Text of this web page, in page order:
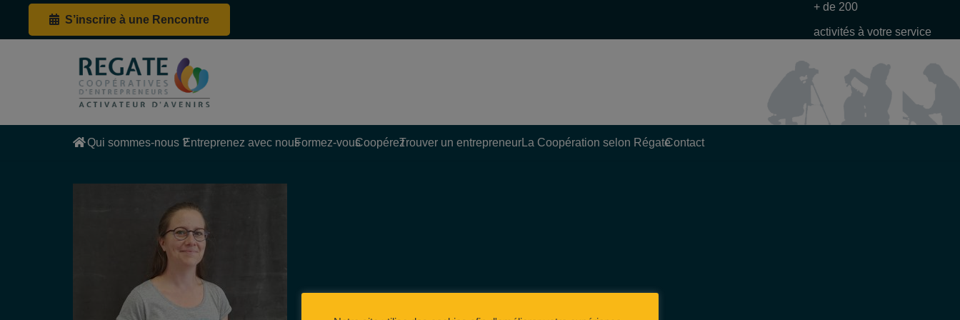
S’inscrire à une Rencontre
+ de 200
activités à votre service
Qui sommes-nous ?Entreprenez avec nousFormez-vousCoopérezTrouver un entrepreneurLa Coopération selon RégateContact